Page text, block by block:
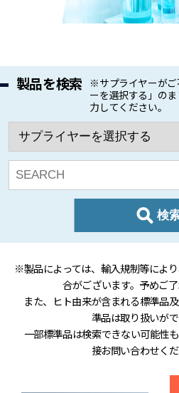
製品を検索
※サプライヤーが
ーを選択する」の
力してください。
検
※製品によっては、輸入規制等によ
合がございます。予めご了
また、ヒト由来が含まれる標準品
準品は取り扱いがで
一部標準品は検索できない可能性
接お問い合わせくだ